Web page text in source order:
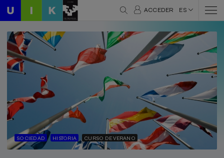
ACCEDER ES
SOCIEDAD HISTORIA CURSO DE VERANO